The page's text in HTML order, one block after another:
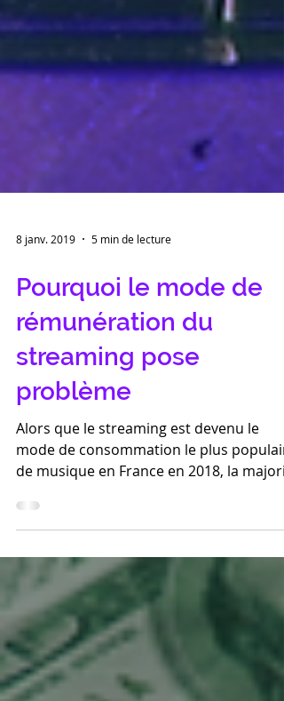
8 janv. 2019 5 min de lecture
Pourquoi le mode de
rémunération du
streaming pose
problème
Alors que le streaming est devenu le
mode de consommation le plus
de musique en France en 2018, la
des artistes ne...